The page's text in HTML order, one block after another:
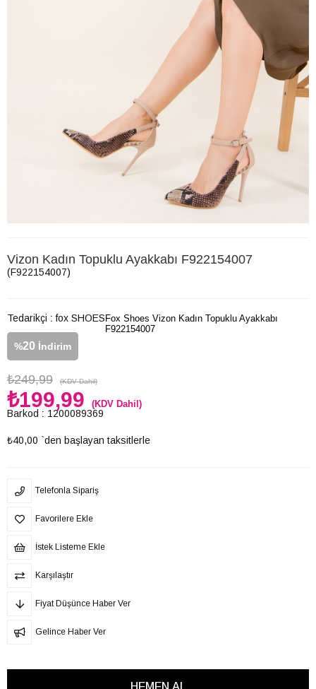
Vizon Kadın Topuklu Ayakkabı F922154007
(F922154007)
Tedarikçi : fox SHOES
%20 İndirim
₺249,99 (KDV Dahil)
₺199,99 (KDV Dahil)
Barkod : 1200089369
₺40,00 `den başlayan taksitlerle
Fox Shoes Vizon Kadın Topuklu Ayakkabı
F922154007
Telefonla Sipariş
Favorilere Ekle
İstek Listeme Ekle
Karşılaştır
Fiyat Düşünce Haber Ver
Gelince Haber Ver